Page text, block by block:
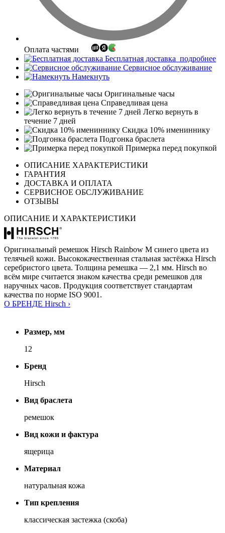
Оплата частями
Бесплатная доставка подробнее
Сервисное обслуживание
Намекнуть
Оригинальные часы
Справедливая цена
Легко вернуть в
течение 7 дней
Скидка 10% имениннику
Подгонка браслета
Примерка перед покупкой
ОПИСАНИЕ ХАРАКТЕРИСТИКИ
ГАРАНТИЯ
ДОСТАВКА И ОПЛАТА
СЕРВИСНОЕ ОБСЛУЖИВАНИЕ
ОТЗЫВЫ
ОПИСАНИЕ И ХАРАКТЕРИСТИКИ
Оригинальный ремешок Hirsch Rainbow M синего цвета из
телячьей кожи. Высококачественная стальная застёжка Hirsch
серебристого цвета. Толщина ремешка — 2,1 мм. Hirsch во
всём мире считается знаком качества среди ремешков для
наручных часов. Продукция соответствует стандартам
качества по норме ISO 9001.
О БРЕНДЕ Hirsch ›
Размер, мм
12
Бренд
Hirsch
Вид браслета
ремешок
Вид кожи и фактура
ящерица
Материал
натуральная кожа
Тип крепления
классическая застежка (скоба)